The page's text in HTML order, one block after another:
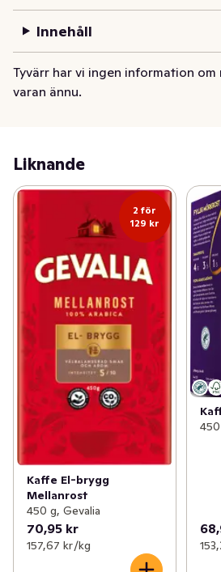
Resultatet är ett välbalanserat,
Innehåll
Tyvärr har vi ingen information
varan ännu.
Liknande
2 för
129 kr
Kaffe El-brygg
Mellanrost
450 g, Gevalia
70,95 kr
157,67 kr /kg